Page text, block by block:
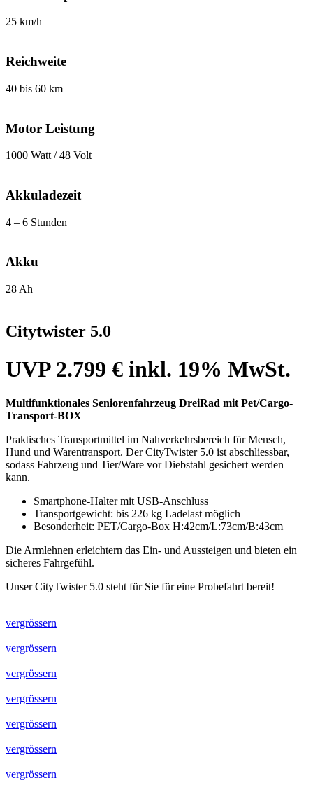
25 km/h
Reichweite
40 bis 60 km
Motor Leistung
1000 Watt / 48 Volt
Akkuladezeit
4 – 6 Stunden
Akku
28 Ah
Citytwister 5.0
UVP 2.799 € inkl. 19% MwSt.
Multifunktionales Seniorenfahrzeug DreiRad mit Pet/Cargo-
Transport-BOX
Praktisches Transportmittel im Nahverkehrsbereich für Mensch,
Hund und Warentransport. Der CityTwister 5.0 ist abschliessbar,
sodass Fahrzeug und Tier/Ware vor Diebstahl gesichert werden
kann.
Smartphone-Halter mit USB-Anschluss
Transportgewicht: bis 226 kg Ladelast möglich
Besonderheit: PET/Cargo-Box H:42cm/L:73cm/B:43cm
Die Armlehnen erleichtern das Ein- und Aussteigen und bieten ein
sicheres Fahrgefühl.
Unser CityTwister 5.0 steht für Sie für eine Probefahrt bereit!
vergrössern
vergrössern
vergrössern
vergrössern
vergrössern
vergrössern
vergrössern